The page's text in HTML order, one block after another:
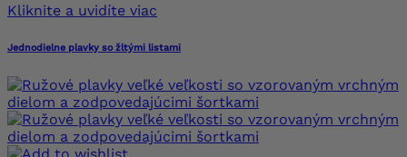
Kliknite a uvidíte viac
Jednodielne plavky so žltými listami